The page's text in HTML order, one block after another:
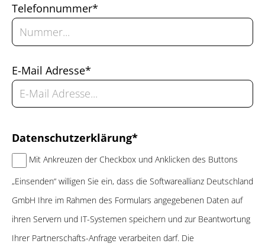
Telefonnummer*
E-Mail Adresse*
Datenschutzerklärung*
Mit Ankreuzen der Checkbox und Anklicken des Buttons
„Einsenden“ willigen Sie ein, dass die Softwareallianz Deutschland
GmbH Ihre im Rahmen des Formulars angegebenen Daten auf
ihren Servern und IT-Systemen speichern und zur Beantwortung
Ihrer Partnerschafts-Anfrage verarbeiten darf. Die